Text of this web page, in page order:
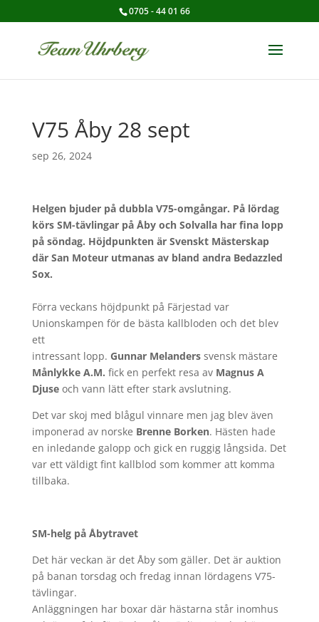
0705 - 44 01 66
V75 Åby 28 sept
sep 26, 2024
Helgen bjuder på dubbla V75-omgångar. På lördag
körs SM-tävlingar på Åby och Solvalla har fina lopp
på söndag. Höjdpunkten är Svenskt Mästerskap
där San Moteur utmanas av bland andra Bedazzled
Sox.
Förra veckans höjdpunkt på Färjestad var
Unionskampen för de bästa kallbloden och det blev
ett
intressant lopp. Gunnar Melanderssvensk mästare
Månlykke A.M. fick en perfekt resa av Magnus A
Djuseoch vann lätt efter stark avslutning.
Det var skoj med blågul vinnare men jag blev även
imponerad av norske Brenne Borken. Hästen hade
en inledande galopp och gick en ruggig långsida. Det
var ett väldigt fint kallblod som kommer att komma
tillbaka.
SM-helg på Åbytravet
Det här veckan är det Åby som gäller. Det är auktion
på banan torsdag och fredag innan lördagens V75-
tävlingar.
Anläggningen har boxar där hästarna står inomhus